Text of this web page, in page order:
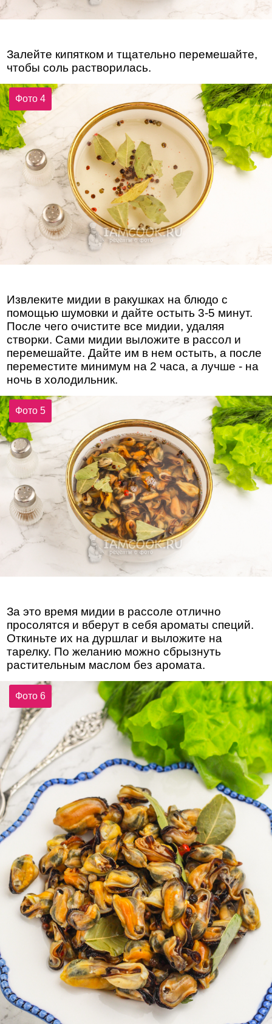
Залейте кипятком и тщательно перемешайте,
чтобы соль растворилась.
Фото 4
Извлеките мидии в ракушках на блюдо с
помощью шумовки и дайте остыть 3-5 минут.
После чего очистите все мидии, удаляя
створки. Сами мидии выложите в рассол и
перемешайте. Дайте им в нем остыть, а после
переместите минимум на 2 часа, а лучше - на
ночь в холодильник.
Фото 5
За это время мидии в рассоле отлично
просолятся и вберут в себя ароматы специй.
Откиньте их на дуршлаг и выложите на
тарелку. По желанию можно сбрызнуть
растительным маслом без аромата.
Фото 6